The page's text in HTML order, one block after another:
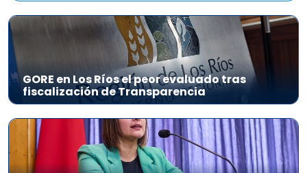
o
GORE en Los Ríos el peor evaluado tras
fiscalización de Transparencia